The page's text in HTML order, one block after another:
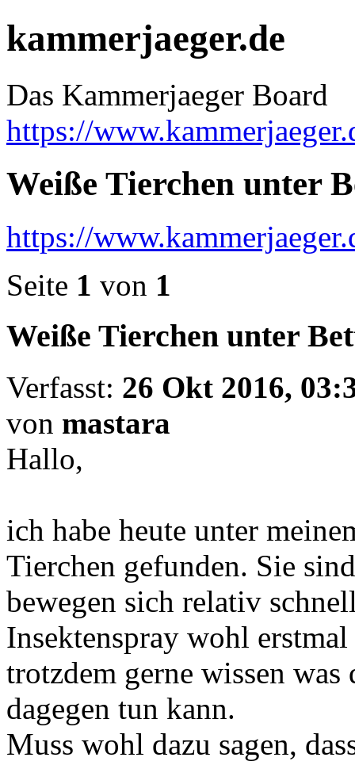
kammerjaeger.de
Das Kammerjaeger Board
https://
Weiße Tierchen unter
https://
Seite 1 von 1
Weiße Tierchen unter
Verfasst: 26 Okt 2016,
von mastara
Hallo,
ich habe heute unter
Tierchen gefunden. Sie
bewegen sich relativ
Insektenspray wohl
trotzdem gerne wissen
dagegen tun kann.
Muss wohl dazu sagen,